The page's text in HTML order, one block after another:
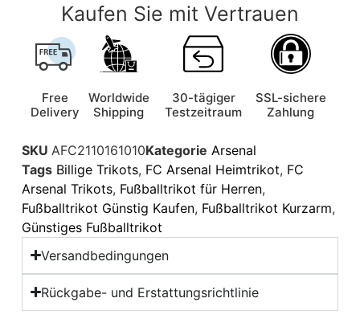
Kaufen Sie mit Vertrauen
Free
Delivery
Worldwide
Shipping
30-tägiger
Testzeitraum
SSL-sichere
Zahlung
SKU AFC2110161010Kategorie Arsenal
Tags Billige Trikots, FC Arsenal Heimtrikot, FC
Arsenal Trikots, Fußballtrikot für Herren,
Fußballtrikot Günstig Kaufen, Fußballtrikot Kurzarm,
Günstiges Fußballtrikot
Versandbedingungen
Rückgabe- und Erstattungsrichtlinie